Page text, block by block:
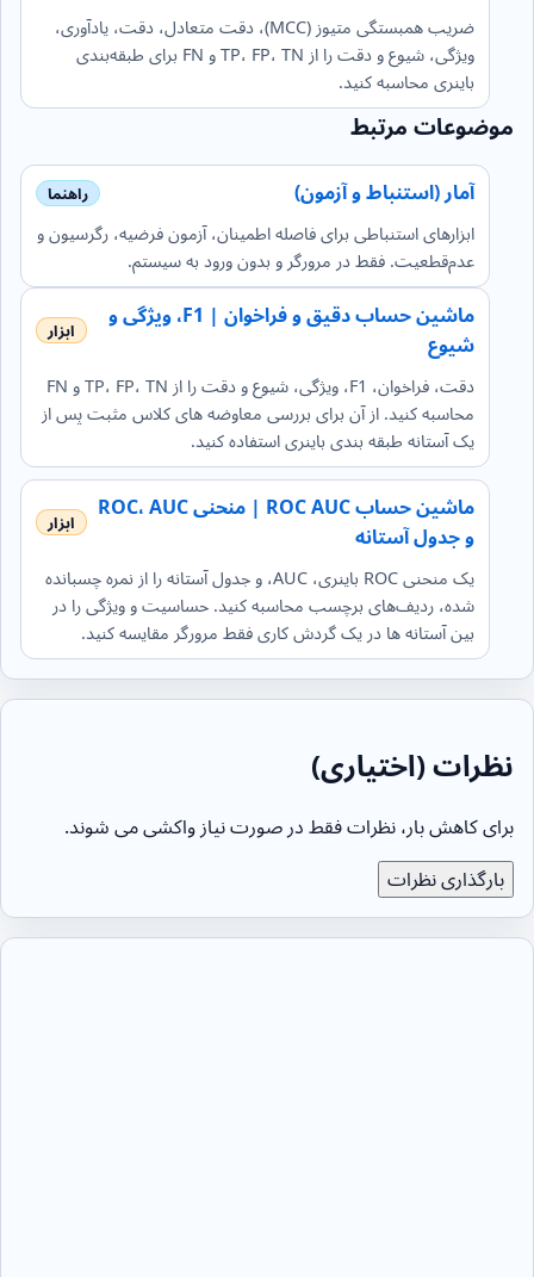
ضریب همبستگی متیوز (MCC)، دقت متعادل، دقت، یادآوری،
ویژگی، شیوع و دقت را از TP، FP، TN و FN برای طبقه‌بندی
باینری محاسبه کنید.
موضوعات مرتبط
آمار (استنباط و آزمون)
ابزارهای استنباطی برای فاصله اطمینان، آزمون فرضیه، رگرسیون و
عدم‌قطعیت. فقط در مرورگر و بدون ورود به سیستم.
ماشین حساب دقیق و فراخوان | F1، ویژگی و
شیوع
دقت، فراخوان، F1، ویژگی، شیوع و دقت را از TP، FP، TN و FN
محاسبه کنید. از آن برای بررسی معاوضه های کلاس مثبت پس از
یک آستانه طبقه بندی باینری استفاده کنید.
ماشین حساب ROC AUC | منحنی ROC، AUC
و جدول آستانه
یک منحنی ROC باینری، AUC، و جدول آستانه را از نمره چسبانده
شده، ردیف‌های برچسب محاسبه کنید. حساسیت و ویژگی را در
بین آستانه ها در یک گردش کاری فقط مرورگر مقایسه کنید.
نظرات (اختیاری)
برای کاهش بار، نظرات فقط در صورت نیاز واکشی می شوند.
بارگذاری نظرات